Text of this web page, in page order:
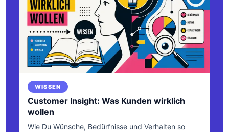
WISSEN
Customer Insight: Was Kunden wirklich
wollen
Wie Du Wünsche, Bedürfnisse und Verhalten so